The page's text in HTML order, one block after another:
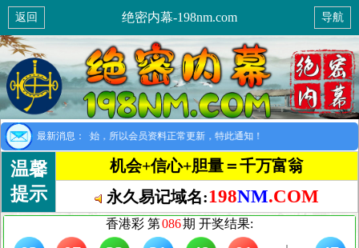
返回 绝密内幕-198nm.com 导航
最新消息：
示：8月1日开始，所以会员资料正常更新，特此通知！
温馨
提示
机会+信心+胆量＝千万富翁
永久易记域名:198NM.COM